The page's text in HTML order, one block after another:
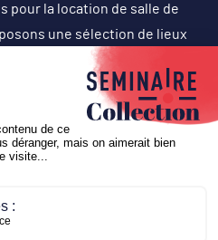
pour la location de salle de
une sélection de lieux
dans des cadres
d’activités originales en vue
travail, journées de cohésion,
conventions, team-building,
de produit, cocktail
Collection